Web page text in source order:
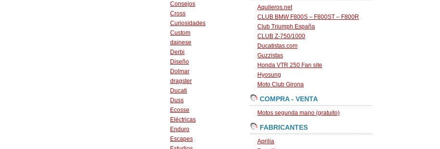
Consejos
Cross
Curiosidades
Custom
dainese
Derbi
Diseño
Dolmar
dragster
Ducati
Duss
Ecosse
Eléctricas
Enduro
Escapes
Aquileros.net
CLUB BMW F800S – F800ST – F800R
Club Triumph España
CLUB Z-750/1000
Ducatistas.com
Guzzistas
Honda VTR 250 Fan site
Hyosung
Moto Club Girona
COMPRA - VENTA
Motos segunda mano (gratuito)
FABRICANTES
Aprilia